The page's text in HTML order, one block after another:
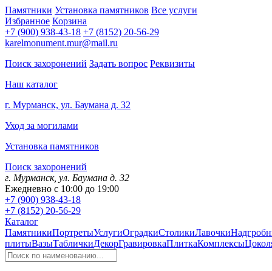
Памятники Установка памятников Все услуги
Избранное Корзина
+7 (900) 938-43-18 +7 (8152) 20-56-29
karelmonument.mur@mail.ru
Поиск захоронений Задать вопрос Реквизиты
Наш каталог
г. Мурманск, ул. Баумана д. 32
Уход за могилами
Установка памятников
Поиск захоронений
г. Мурманск, ул. Баумана д. 32
Ежедневно с 10:00 до 19:00
+7 (900) 938-43-18
+7 (8152) 20-56-29
Каталог
ПамятникиПортретыУслугиОградкиСтоликиЛавочки
плитыВазыТабличкиДекорГравировкаПлиткаКомплексы